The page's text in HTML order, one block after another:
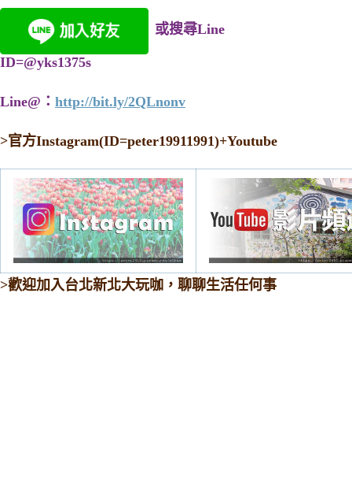
或搜尋Line
ID=@yks1375s
Line@： http://bit.ly/2QLnonv
>官方Instagram(ID=peter19911991)+Youtube
>歡迎加入台北新北大玩咖，聊聊生活任何事